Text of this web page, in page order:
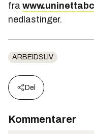
fra
nedlastinger.
ARBEIDSLIV
Del
Kommentarer